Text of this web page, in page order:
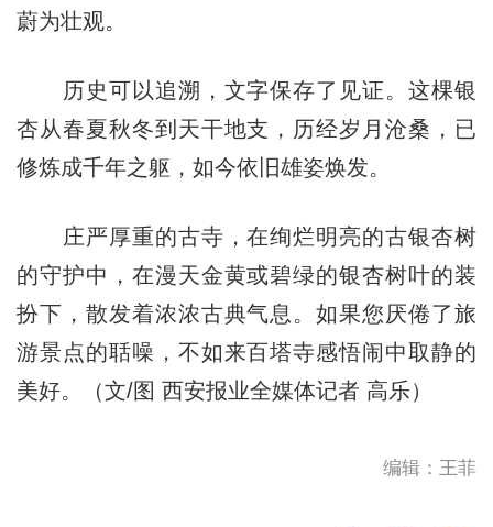
蔚为壮观。
历史可以追溯，文字保存了见证。这棵银
杏从春夏秋冬到天干地支，历经岁月沧桑，已
修炼成千年之躯，如今依旧雄姿焕发。
庄严厚重的古寺，在绚烂明亮的古银杏树
的守护中，在漫天金黄或碧绿的银杏树叶的装
扮下，散发着浓浓古典气息。如果您厌倦了旅
游景点的聒噪，不如来百塔寺感悟闹中取静的
美好。（文/图 西安报业全媒体记者 高乐）
编辑：王菲